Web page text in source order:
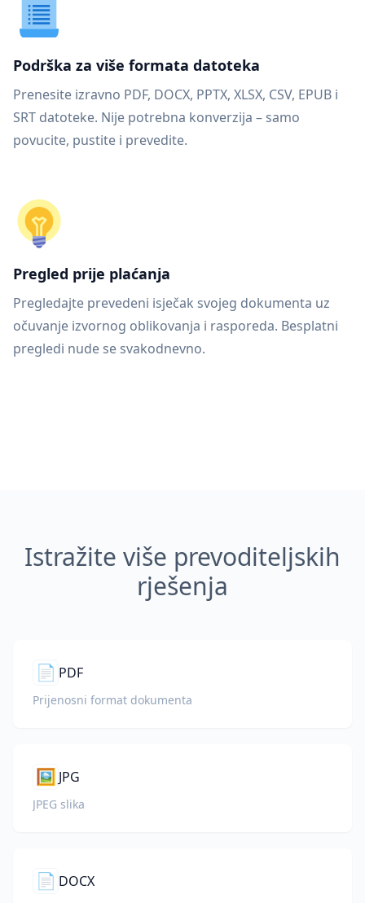
Podrška za više formata datoteka
Prenesite izravno PDF, DOCX, PPTX, XLSX, CSV, EPUB i
SRT datoteke. Nije potrebna konverzija – samo
povucite, pustite i prevedite.
Pregled prije plaćanja
Pregledajte prevedeni isječak svojeg dokumenta uz
očuvanje izvornog oblikovanja i rasporeda. Besplatni
pregledi nude se svakodnevno.
Istražite više prevoditeljskih
rješenja
📄 PDF
Prijenosni format dokumenta
🖼️ JPG
JPEG slika
📄 DOCX